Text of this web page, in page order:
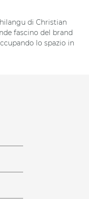
di Christian
fascino del brand
lo spazio in